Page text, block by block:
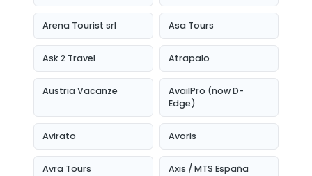
Arena Tourist srl Asa Tours
Ask 2 Travel Atrapalo
Austria Vacanze
AvailPro (now D-
Edge)
Avirato Avoris
Avra Tours Axis / MTS España